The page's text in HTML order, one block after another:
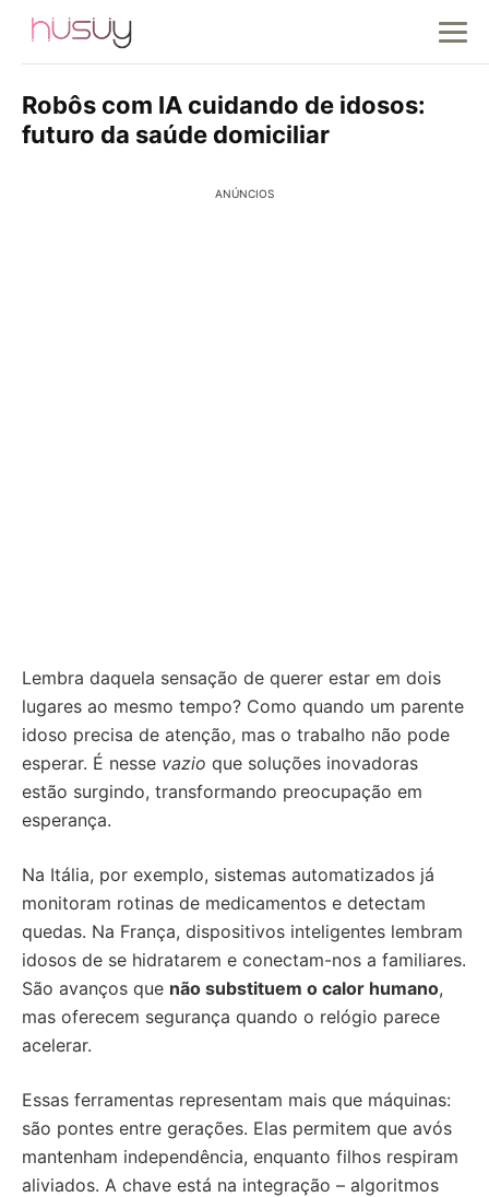
Robôs com IA cuidando de idosos:
futuro da saúde domiciliar
ANÚNCIOS
Lembra daquela sensação de querer estar em dois
lugares ao mesmo tempo? Como quando um parente
idoso precisa de atenção, mas o trabalho não pode
esperar. É nesse vazio que soluções inovadoras
estão surgindo, transformando preocupação em
esperança.
Na Itália, por exemplo, sistemas automatizados já
monitoram rotinas de medicamentos e detectam
quedas. Na França, dispositivos inteligentes lembram
idosos de se hidratarem e conectam-nos a familiares.
São avanços que não substituem o calor humano,
mas oferecem segurança quando o relógio parece
acelerar.
Essas ferramentas representam mais que máquinas:
são pontes entre gerações. Elas permitem que avós
mantenham independência, enquanto filhos respiram
aliviados. A chave está na integração – algoritmos